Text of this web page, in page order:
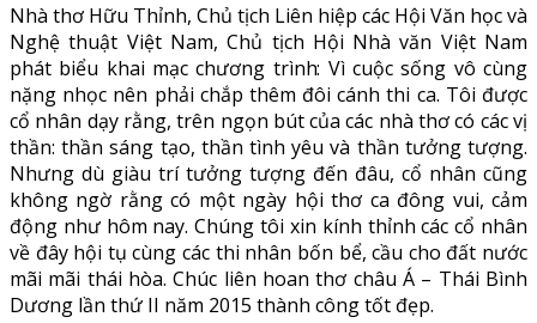
Nhà thơ Hữu Thỉnh, Chủ tịch Liên hiệp các Hội Văn học và
Nghệ thuật Việt Nam, Chủ tịch Hội Nhà văn Việt Nam
phát biểu khai mạc chương trình: Vì cuộc sống vô cùng
nặng nhọc nên phải chắp thêm đôi cánh thi ca. Tôi được
cổ nhân dạy rằng, trên ngọn bút của các nhà thơ có các vị
thần: thần sáng tạo, thần tình yêu và thần tưởng tượng.
Nhưng dù giàu trí tưởng tượng đến đâu, cổ nhân cũng
không ngờ rằng có một ngày hội thơ ca đông vui, cảm
động như hôm nay. Chúng tôi xin kính thỉnh các cổ nhân
về đây hội tụ cùng các thi nhân bốn bể, cầu cho đất nước
mãi mãi thái hòa. Chúc liên hoan thơ châu Á – Thái Bình
Dương lần thứ II năm 2015 thành công tốt đẹp.